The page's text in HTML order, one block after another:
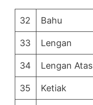
32 Bahu
33 Lengan
34 Lengan Atas
35 Ketiak